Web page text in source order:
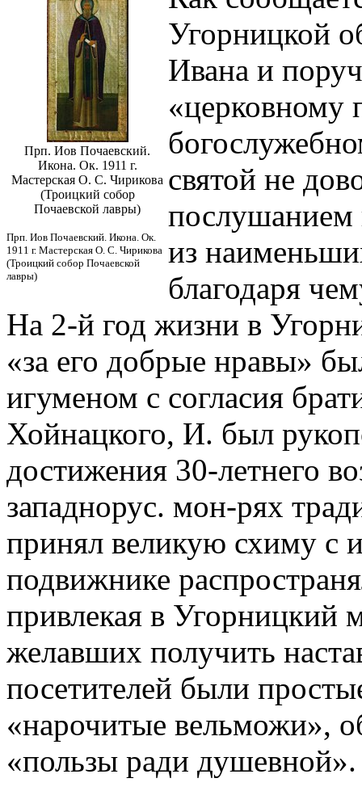
Прп. Иов Почаевский.
Икона. Ок. 1911 г.
Мастерская О. С. Чирикова
(Троицкий собор
Почаевской лавры)
Прп. Иов Почаевский. Икона. Ок.
1911 г. Мастерская О. С. Чирикова
(Троицкий собор Почаевской
лавры)
Угорницкой
Ивана и
«церковному
святой не
послушанием
из
благодаря
На 2-й год жизни в
«за его добрые нравы»
игуменом с согласия
Хойнацкого, И. был
достижения 30-летнего
западнорус. мон-рях
принял великую схиму с
подвижнике
привлекая в Угорницкий
желавших получить
посетителей были
«нарочитые вельможи»,
«пользы ради душевной».